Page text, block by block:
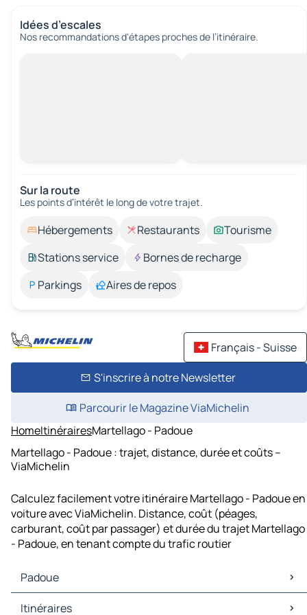
Idées d’escales
Nos recommandations d'étapes proches de l’itinéraire.
Sur la route
Les points d’intérêt le long de votre trajet.
Hébergements Restaurants
Tourisme
Stations service
Bornes de recharge
Parkings
Aires de repos
Français - Suisse
S'inscrire à notre Newsletter
Parcourir le Magazine ViaMichelin
HomeItinérairesMartellago - Padoue
Martellago - Padoue : trajet, distance, durée et coûts –
ViaMichelin
Calculez facilement votre itinéraire Martellago - Padoue en
voiture avec ViaMichelin. Distance, coût (péages,
carburant, coût par passager) et durée du trajet Martellago
- Padoue, en tenant compte du trafic routier
Padoue
Padoue Cartes et plans
Itinéraires